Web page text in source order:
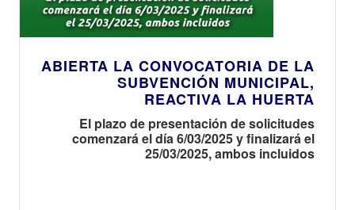
ABIERTA LA CONVOCATORIA DE LA
SUBVENCIÓN MUNICIPAL,
REACTIVA LA HUERTA
El plazo de presentación de solicitudes
comenzará el día 6/03/2025 y finalizará el
25/03/2025, ambos incluidos